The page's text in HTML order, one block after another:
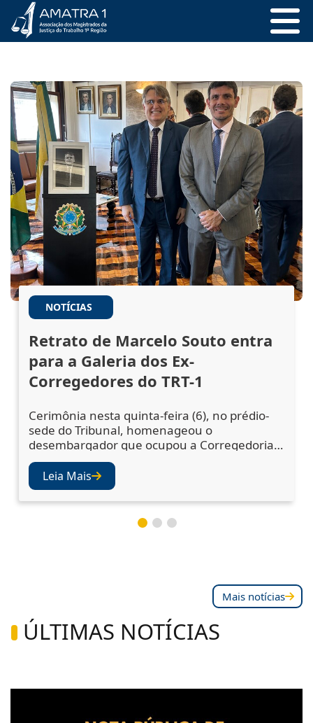
NOTÍCIAS
Retrato de Marcelo Souto entra
para a Galeria dos Ex-
Corregedores do TRT-1
Cerimônia nesta quinta-feira (6), no prédio-
sede do Tribunal, homenageou o
desembargador que ocupou a Corregedoria
Regional no biênio 2023/2025 A cerimônia de
descerramento do retrato do desembargador
Marcelo Augusto Souto de Oliveira,
corregedor regional no biênio 2023/2025,
ocorreu nesta quinta-feira (6), no Salão Nobre
do TRT-1. A solenidade confirmou a inclusão
Leia Mais
Mais notícias
ÚLTIMAS NOTÍCIAS